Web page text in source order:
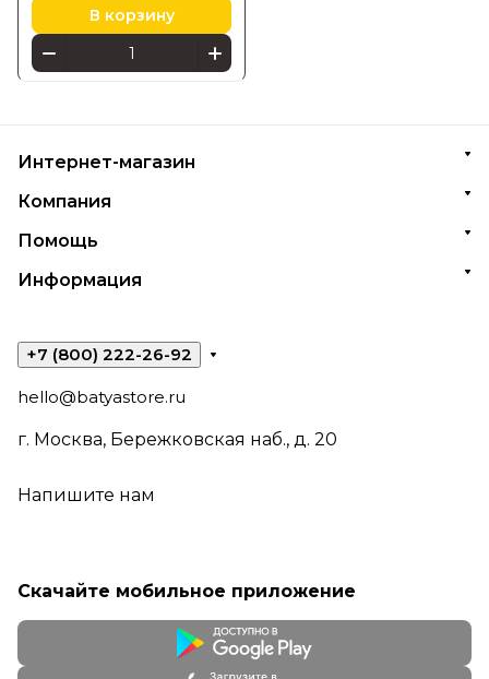
В корзину
Интернет-магазин
Компания
Помощь
Информация
+7 (800) 222-26-92
hello@batyastore.ru
г. Москва, Бережковская наб., д. 20
Напишите нам
Скачайте мобильное приложение